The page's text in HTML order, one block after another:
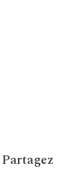
Partagez